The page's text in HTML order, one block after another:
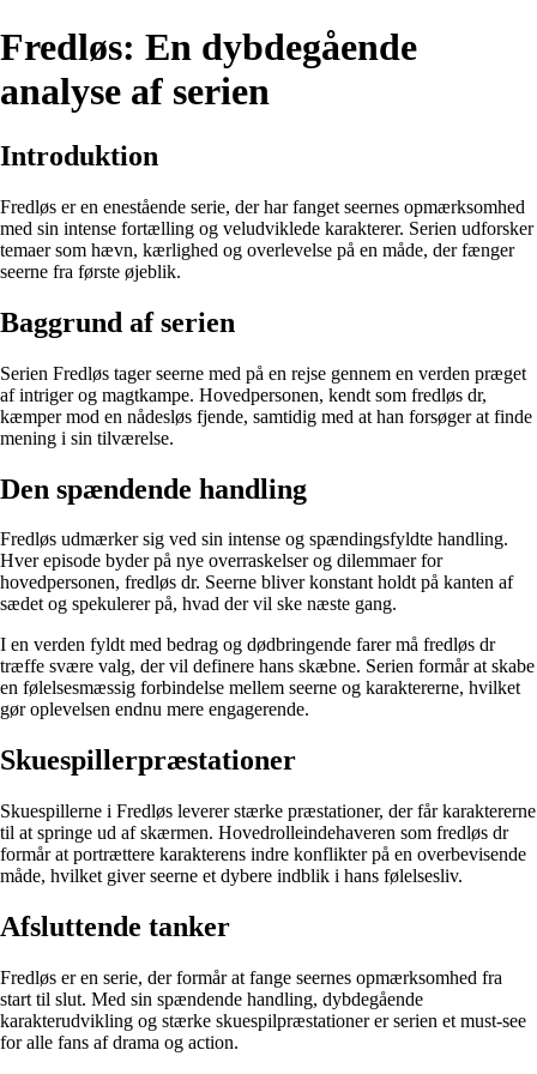
Fredløs: En dybdegående
analyse af serien
Introduktion
Fredløs er en enestående serie, der har fanget seernes opmærksomhed
med sin intense fortælling og veludviklede karakterer. Serien udforsker
temaer som hævn, kærlighed og overlevelse på en måde, der fænger
seerne fra første øjeblik.
Baggrund af serien
Serien Fredløs tager seerne med på en rejse gennem en verden præget
af intriger og magtkampe. Hovedpersonen, kendt som fredløs dr,
kæmper mod en nådesløs fjende, samtidig med at han forsøger at finde
mening i sin tilværelse.
Den spændende handling
Fredløs udmærker sig ved sin intense og spændingsfyldte handling.
Hver episode byder på nye overraskelser og dilemmaer for
hovedpersonen, fredløs dr. Seerne bliver konstant holdt på kanten af
sædet og spekulerer på, hvad der vil ske næste gang.
I en verden fyldt med bedrag og dødbringende farer må fredløs dr
træffe svære valg, der vil definere hans skæbne. Serien formår at skabe
en følelsesmæssig forbindelse mellem seerne og karaktererne, hvilket
gør oplevelsen endnu mere engagerende.
Skuespillerpræstationer
Skuespillerne i Fredløs leverer stærke præstationer, der får karaktererne
til at springe ud af skærmen. Hovedrolleindehaveren som fredløs dr
formår at portrættere karakterens indre konflikter på en overbevisende
måde, hvilket giver seerne et dybere indblik i hans følelsesliv.
Afsluttende tanker
Fredløs er en serie, der formår at fange seernes opmærksomhed fra
start til slut. Med sin spændende handling, dybdegående
karakterudvikling og stærke skuespilpræstationer er serien et must-see
for alle fans af drama og action.